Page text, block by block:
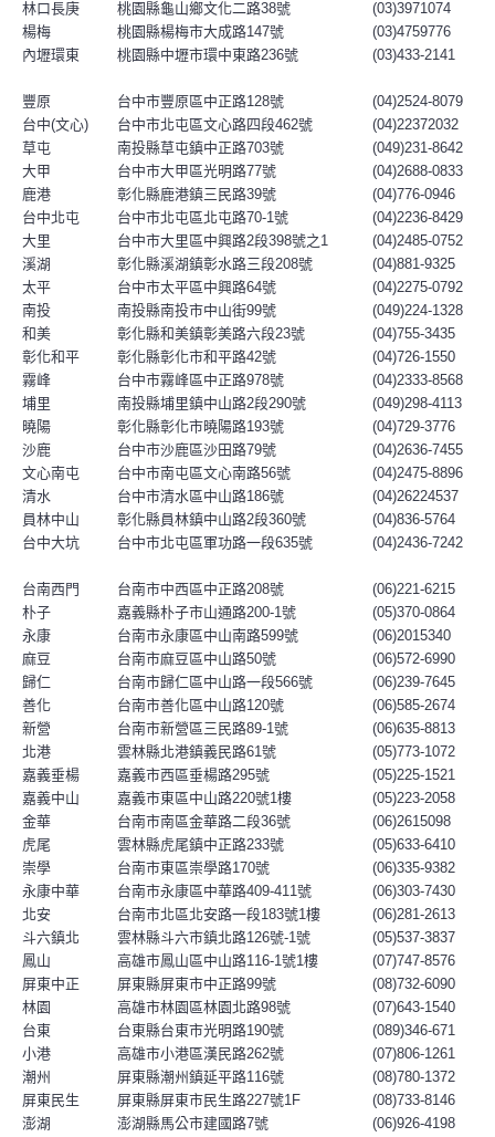
林口長庚 桃園縣龜山鄉文化二路38號
(03)3971074
楊梅
桃園縣楊梅市大成路147號
(03)4759776
內壢環東
桃園縣中壢市環中東路236號 (03)433-2141
豐原 台中市豐原區中正路128號
(04)2524-8079
台中(文心)
台中市北屯區文心路四段462號
(04)22372032
草屯
南投縣草屯鎮中正路703號
(049)231-8642
大甲
台中市大甲區光明路77號
(04)2688-0833
鹿港
彰化縣鹿港鎮三民路39號
(04)776-0946
台中北屯
台中市北屯區北屯路70-1號
(04)2236-8429
大里
台中市大里區中興路2段398號之1
(04)2485-0752
溪湖
彰化縣溪湖鎮彰水路三段208號
(04)881-9325
太平
台中市太平區中興路64號
(04)2275-0792
南投
南投縣南投市中山街99號
(049)224-1328
和美
彰化縣和美鎮彰美路六段23號
(04)755-3435
彰化和平
彰化縣彰化市和平路42號
(04)726-1550
霧峰
台中市霧峰區中正路978號
(04)2333-8568
埔里
南投縣埔里鎮中山路2段290號
(049)298-4113
曉陽
彰化縣彰化市曉陽路193號
(04)729-3776
沙鹿
台中市沙鹿區沙田路79號
(04)2636-7455
文心南屯
台中市南屯區文心南路56號
(04)2475-8896
清水
台中市清水區中山路186號
(04)26224537
員林中山
彰化縣員林鎮中山路2段360號
(04)836-5764
台中大坑
台中市北屯區軍功路一段635號 (04)2436-7242
台南西門 台南市中西區中正路208號
(06)221-6215
朴子
嘉義縣朴子市山通路200-1號
(05)370-0864
永康
台南市永康區中山南路599號
(06)2015340
麻豆
台南市麻豆區中山路50號
(06)572-6990
歸仁
台南市歸仁區中山路一段566號
(06)239-7645
善化
台南市善化區中山路120號
(06)585-2674
新營
台南市新營區三民路89-1號
(06)635-8813
北港
雲林縣北港鎮義民路61號
(05)773-1072
嘉義垂楊
嘉義市西區垂楊路295號
(05)225-1521
嘉義中山
嘉義市東區中山路220號1樓
(05)223-2058
金華
台南市南區金華路二段36號
(06)2615098
虎尾
雲林縣虎尾鎮中正路233號
(05)633-6410
崇學
台南市東區崇學路170號
(06)335-9382
永康中華
台南市永康區中華路409-411號
(06)303-7430
北安
台南市北區北安路一段183號1樓
(06)281-2613
斗六鎮北
雲林縣斗六市鎮北路126號-1號
(05)537-3837
鳳山
高雄市鳳山區中山路116-1號1樓
(07)747-8576
屏東中正
屏東縣屏東市中正路99號
(08)732-6090
林園
高雄市林園區林園北路98號
(07)643-1540
台東
台東縣台東市光明路190號
(089)346-671
小港
高雄市小港區漢民路262號
(07)806-1261
潮州
屏東縣潮州鎮延平路116號
(08)780-1372
屏東民生
屏東縣屏東市民生路227號1F
(08)733-8146
澎湖
澎湖縣馬公市建國路7號
(06)926-4198